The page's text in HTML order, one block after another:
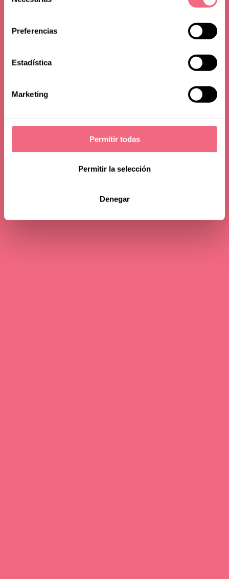
Preferencias
Estadística
Marketing
Permitir todas
Permitir la selección
Denegar